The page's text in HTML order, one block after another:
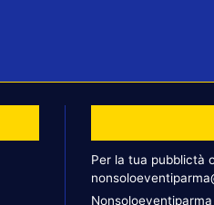
Per la tua pubblictà